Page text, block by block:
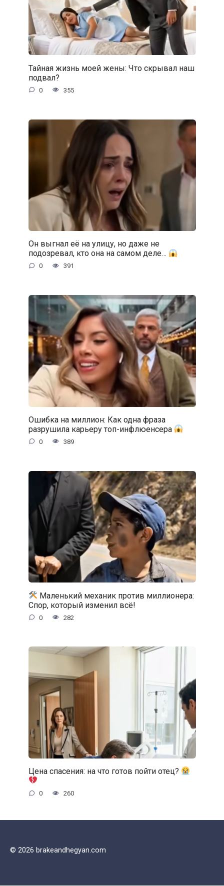
Тайная жизнь моей жены: Что скрывал наш
подвал?
0 355
Он выгнал её на улицу, но даже не
подозревал, кто она на самом деле…
0 391
Ошибка на миллион: Как одна фраза
разрушила карьеру топ-инфлюенсера
0 389
Маленький механик против миллионера:
Спор, который изменил всё!
0 282
Цена спасения: на что готов пойти отец?
0 260
© 2026 brakeandhegyan.com